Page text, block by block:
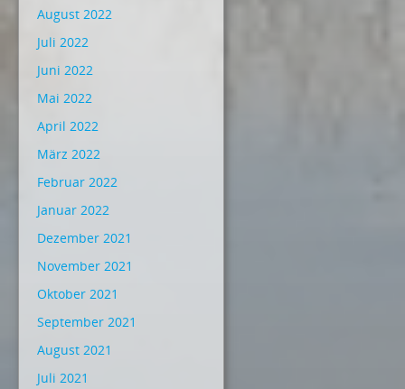
August 2022
Juli 2022
Juni 2022
Mai 2022
April 2022
März 2022
Februar 2022
Januar 2022
Dezember 2021
November 2021
Oktober 2021
September 2021
August 2021
Juli 2021